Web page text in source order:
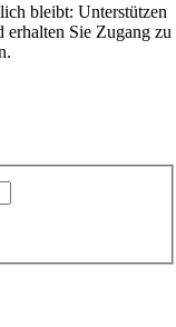
bleibt: Unterstützen
erhalten Sie Zugang zu